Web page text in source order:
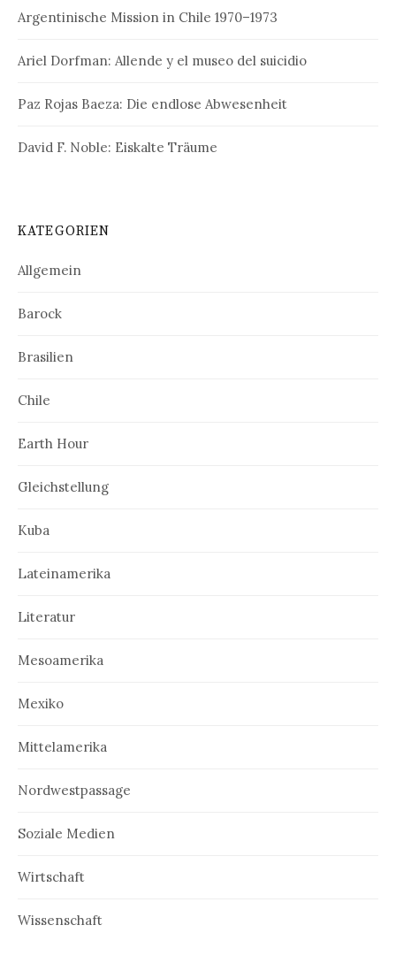
Argentinische Mission in Chile 1970–1973
Ariel Dorfman: Allende y el museo del suicidio
Paz Rojas Baeza: Die endlose Abwesenheit
David F. Noble: Eiskalte Träume
KATEGORIEN
Allgemein
Barock
Brasilien
Chile
Earth Hour
Gleichstellung
Kuba
Lateinamerika
Literatur
Mesoamerika
Mexiko
Mittelamerika
Nordwestpassage
Soziale Medien
Wirtschaft
Wissenschaft